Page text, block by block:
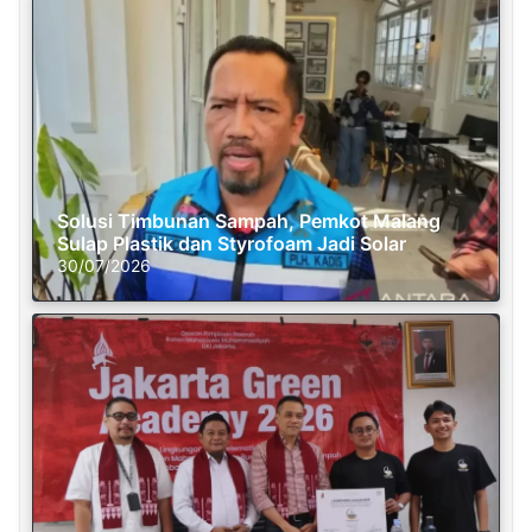
Solusi Timbunan Sampah, Pemkot Malang
Sulap Plastik dan Styrofoam Jadi Solar
30/07/2026